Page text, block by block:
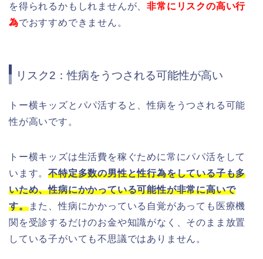
を得られるかもしれませんが、非常にリスクの高い行
為でおすすめできません。
リスク2：性病をうつされる可能性が高い
トー横キッズとパパ活すると、性病をうつされる可能
性が高いです。
トー横キッズは生活費を稼ぐために常 にパパ活をして
います。不特定多数の男性と性行為をしている子も多
いため、性病にかかっている可能性が非常に高いで
す。また、性病にかかっている自覚があっても医療機
関を受診するだけのお金や知識がなく、そのまま放置
している子がいても不思議ではありません。